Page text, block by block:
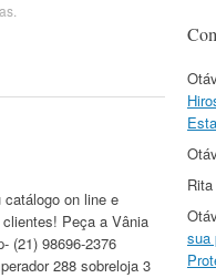
on line e
Peça a Vânia
(21) 98696-2376
288 sobreloja 3
sua